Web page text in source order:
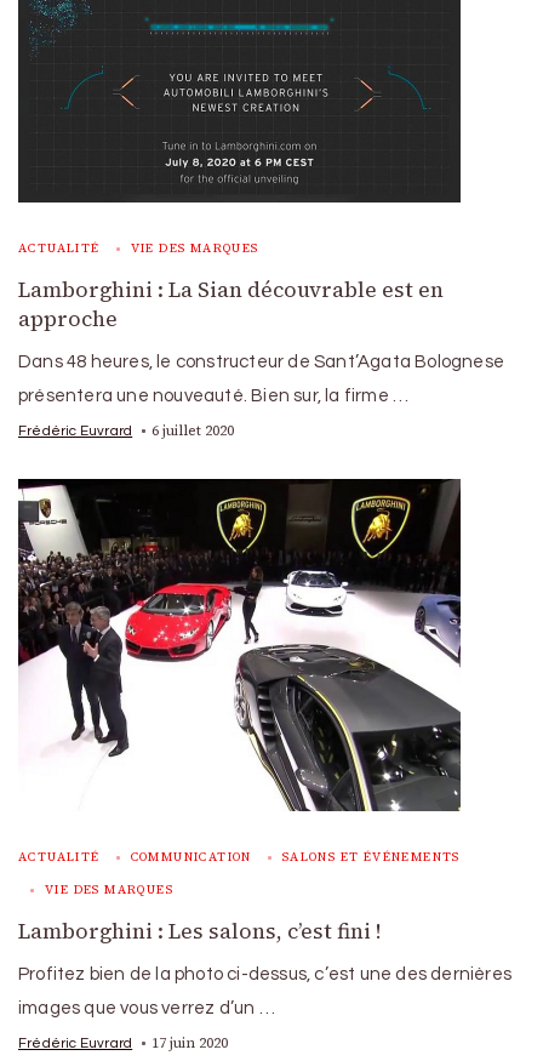
ACTUALITÉ VIE DES MARQUES
Lamborghini : La Sian découvrable est en
approche
Dans 48 heures, le constructeur de Sant’Agata Bolognese
présentera une nouveauté. Bien sur, la firme …
Frédéric Euvrard 6 juillet 2020
ACTUALITÉ COMMUNICATION SALONS ET ÉVÉNEMENTS
VIE DES MARQUES
Lamborghini : Les salons, c’est fini !
Profitez bien de la photo ci-dessus, c’est une des dernières
images que vous verrez d’un …
Frédéric Euvrard 17 juin 2020